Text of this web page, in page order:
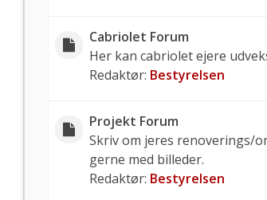
Cabriolet Forum
Her kan cabriolet ejere
Redaktør: Bestyrelsen
Projekt Forum
Skriv om jeres renoverings/
gerne med billeder.
Redaktør: Bestyrelsen